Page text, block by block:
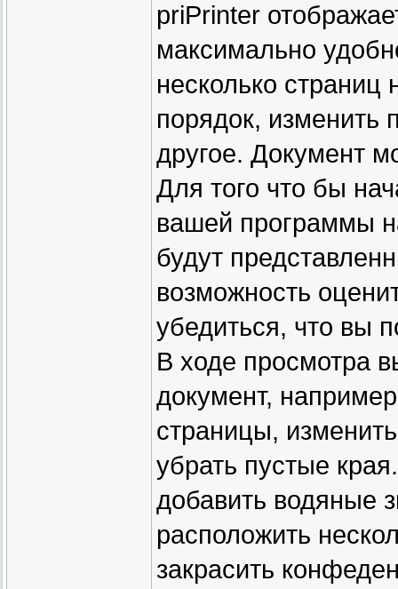
priPrinter
максимально
несколько
порядок,
другое. Документ
Для того что бы
вашей программы
будут
возможность
убедиться, что вы
В ходе просмотра
документ,
страницы,
убрать пустые
добавить водяные
расположить
закрасить